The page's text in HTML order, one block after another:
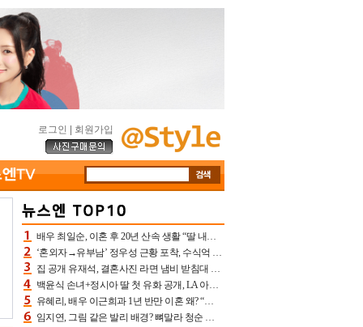
로그인 회원가입
배우 최일순, 이혼 후 20년 산속 생활 “딸 내가 버렸다고 원망‥맘 아파”(특종)[어제TV]
‘혼외자→유부남’ 정우성 근황 포착, 수식억 해킹 피해 후배 만났다 “존경하는”
집 공개 유재석, 결혼사진 라면 냄비 받침대 되고 분노‥가족사진도 피해(놀뭐)[어제TV]
백윤식 손녀+정시아 딸 첫 유화 공개, LA 아트쇼→서울국제조각페스타 작가다운 수준급 실력
유혜리, 배우 이근희과 1년 반만 이혼 왜? “식칼 꽂고 의자 던져” 충격 폭로(특종)[어제TV]
임지연, 그림 같은 발리 배경? 뼈말라 청순 비키니 핏에 상대 안 되네